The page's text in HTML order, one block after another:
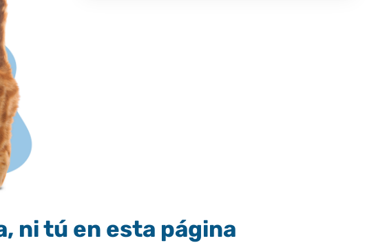
ni tú en esta página